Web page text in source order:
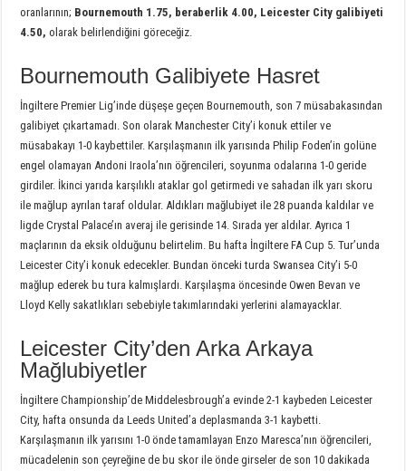
oranlarının; Bournemouth 1.75, beraberlik 4.00, Leicester City galibiyeti
4.50,olarak belirlendiğini göreceğiz.
Bournemouth Galibiyete Hasret
İngiltere Premier Lig’inde düşeşe geçen Bournemouth, son 7 müsabakasından
galibiyet çıkartamadı. Son olarak Manchester City’i konuk ettiler ve
müsabakayı 1-0 kaybettiler. Karşılaşmanın ilk yarısında Philip Foden’in golüne
engel olamayan Andoni Iraola’nın öğrencileri, soyunma odalarına 1-0 geride
girdiler. İkinci yarıda karşılıklı ataklar gol getirmedi ve sahadan ilk yarı skoru
ile mağlup ayrılan taraf oldular. Aldıkları mağlubiyet ile 28 puanda kaldılar ve
ligde Crystal Palace’ın averaj ile gerisinde 14. Sırada yer aldılar. Ayrıca 1
maçlarının da eksik olduğunu belirtelim. Bu hafta İngiltere FA Cup 5. Tur’unda
Leicester City’i konuk edecekler. Bundan önceki turda Swansea City’i 5-0
mağlup ederek bu tura kalmışlardı. Karşılaşma öncesinde Owen Bevan ve
Lloyd Kelly sakatlıkları sebebiyle takımlarındaki yerlerini alamayacklar.
Leicester City’den Arka Arkaya
Mağlubiyetler
İngiltere Championship’de Middelesbrough’a evinde 2-1 kaybeden Leicester
City, hafta onsunda da Leeds United’a deplasmanda 3-1 kaybetti.
Karşılaşmanın ilk yarısını 1-0 önde tamamlayan Enzo Maresca’nın öğrencileri,
mücadelenin son çeyreğine de bu skor ile önde girseler de son 10 dakikada